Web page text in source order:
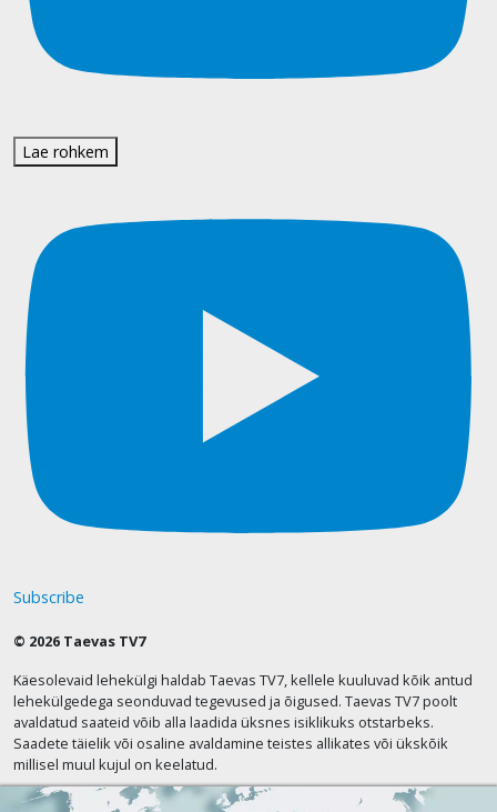
Lae rohkem
Subscribe
© 2026 Taevas TV7
Käesolevaid lehekülgi haldab Taevas TV7, kellele kuuluvad kõik antud
lehekülgedega seonduvad tegevused ja õigused. Taevas TV7 poolt
avaldatud saateid võib alla laadida üksnes isiklikuks otstarbeks.
Saadete täielik või osaline avaldamine teistes allikates või ükskõik
millisel muul kujul on keelatud.